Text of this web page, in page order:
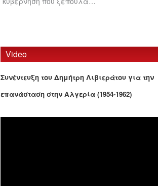
Video
Συνέντευξη του Δημήτρη Λιβιεράτου για την
επανάσταση στην Αλγερία (1954-1962)